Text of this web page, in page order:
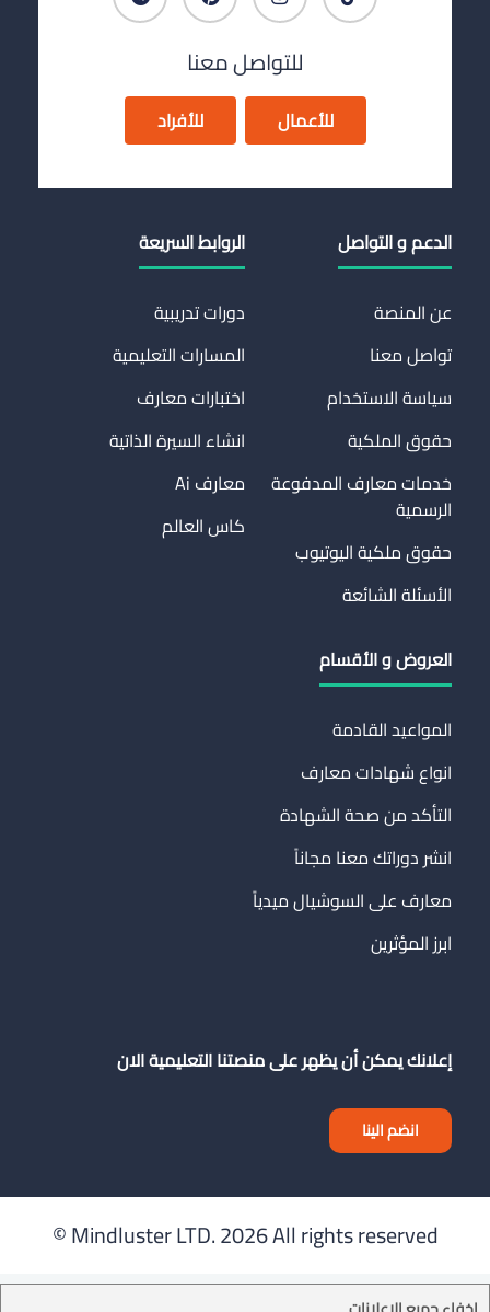
للتواصل معنا
للأعمال للأفراد
الدعم و التواصل
عن المنصة
تواصل معنا
سياسة الاستخدام
حقوق الملكية
خدمات معارف المدفوعة
الرسمية
حقوق ملكية اليوتيوب
الأسئلة الشائعة
الروابط السريعة
دورات تدريبية
المسارات التعليمية
اختبارات معارف
انشاء السيرة الذاتية
معارف Ai
كاس العالم
العروض و الأقسام
المواعيد القادمة
انواع شهادات معارف
التأكد من صحة الشهادة
انشر دوراتك معنا مجاناً
معارف على السوشيال ميدياً
ابرز المؤثرين
إعلانك يمكن أن يظهر على منصتنا التعليمية الان
انضم الينا
Mindluster LTD.2026 All rights reserved ©